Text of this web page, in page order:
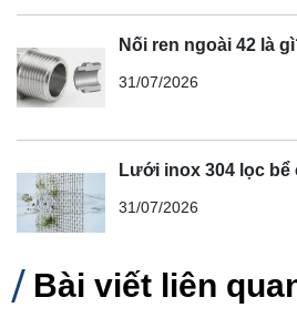
Nối ren ngoài 42 là
31/07/2026
Lưới inox 304 lọc bể
31/07/2026
Bài viết liên